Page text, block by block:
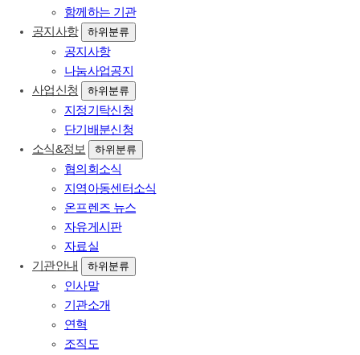
함께하는 기관
공지사항
하위분류
공지사항
나눔사업공지
사업신청
하위분류
지정기탁신청
단기배분신청
소식&정보
하위분류
협의회소식
지역아동센터소식
온프렌즈 뉴스
자유게시판
자료실
기관안내
하위분류
인사말
기관소개
연혁
조직도